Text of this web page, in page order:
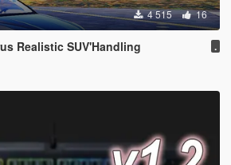
4 515 16
Realistic SUV'Handling .